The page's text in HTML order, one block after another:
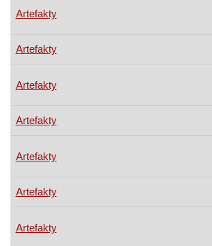
Artefakty
Artefakty
Artefakty
Artefakty
Artefakty
Artefakty
Artefakty